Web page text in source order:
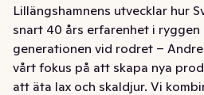
Lillängshamnens utvecklar hur
snart 40 års erfarenhet i
generationen vid rodret –
vårt fokus på att skapa nya
att äta lax och skaldjur. Vi